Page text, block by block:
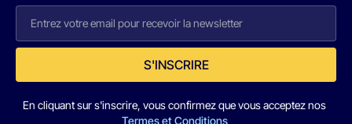
S'INSCRIRE
En cliquant sur s'inscrire, vous confirmez que vous acceptez nos
Termes et Conditions